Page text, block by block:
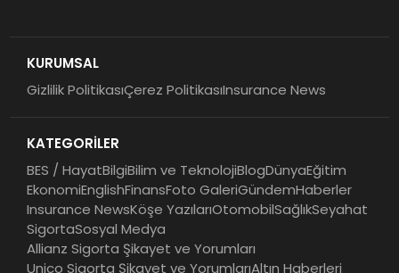
KURUMSAL
Gizlilik PolitikasıÇerez PolitikasıInsurance News
KATEGORİLER
BES / HayatBilgiBilim ve TeknolojiBlogDünyaEğitim
EkonomiEnglishFinansFoto GaleriGündemHaberler
Insurance NewsKöşe YazılarıOtomobilSağlıkSeyahat
SigortaSosyal Medya
Allianz Sigorta Şikayet ve Yorumları
Unico Sigorta Şikayet ve YorumlarıAltın Haberleri